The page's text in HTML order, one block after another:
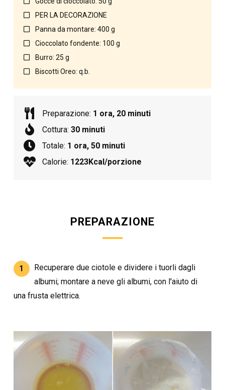
PER LA DECORAZIONE
Panna da montare: 400 g
Cioccolato fondente: 100 g
Burro: 25 g
Biscotti Oreo: q.b.
Preparazione: 1 ora, 20 minuti
Cottura:30 minuti
Totale: 1 ora, 50 minuti
Calorie: 1223Kcal/porzione
PREPARAZIONE
1
Recuperare due ciotole e dividere i tuorli dagli
albumi; montare a neve gli albumi, con l'aiuto di
una frusta elettrica.